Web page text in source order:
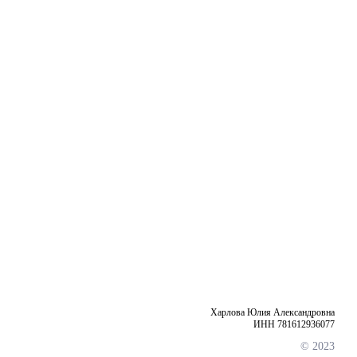
Харлова Юлия Александровна
ИНН 781612936077
© 2023